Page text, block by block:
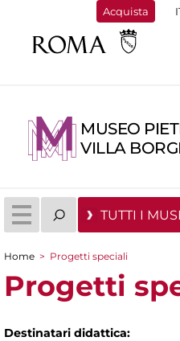
Acquista
MUSEO
VILLA
TUTTI I
Tu sei qui
Home > Progetti speciali
Progetti
Destinatari didattica: